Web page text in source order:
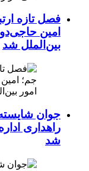
فصل تازه
امین
بین‌الملل شد
جوان
راهداری
شد